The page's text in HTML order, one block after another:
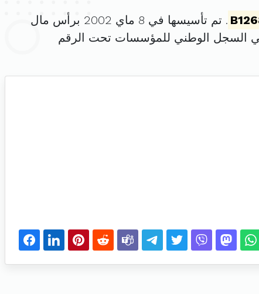
. تم تأسيسها في 8 ماي 2002 برأس مال
السجل الوطني للمؤسسات تحت الرقم